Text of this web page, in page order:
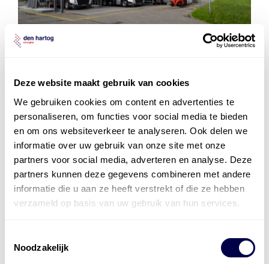
Deze website maakt gebruik van cookies
We gebruiken cookies om content en advertenties te
personaliseren, om functies voor social media te bieden
en om ons websiteverkeer te analyseren. Ook delen we
informatie over uw gebruik van onze site met onze
partners voor social media, adverteren en analyse. Deze
partners kunnen deze gegevens combineren met andere
informatie die u aan ze heeft verstrekt of die ze hebben
verzameld op basis van uw gebruik van hun services.
Noodzakelijk
Key speler in CO₂
brandstofblends
Allebrandstoffenbekijken
Over onze diensten
Referenties HEMA,Mourik ,De Heer